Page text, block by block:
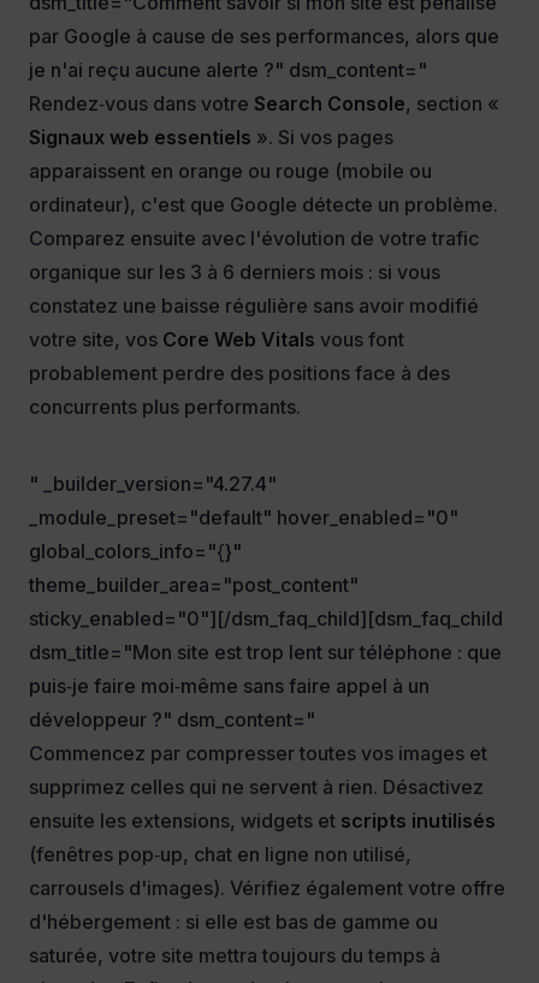
par Google à cause de ses performances, alors que
je n'ai reçu aucune alerte ?" dsm_content="
Rendez‑vous dans votre Search Console, section «
Signaux web essentiels ». Si vos pages
apparaissent en orange ou rouge (mobile ou
ordinateur), c'est que Google détecte un problème.
Comparez ensuite avec l'évolution de votre trafic
organique sur les 3 à 6 derniers mois : si vous
constatez une baisse régulière sans avoir modifié
votre site, vos Core Web Vitals vous font
probablement perdre des positions face à des
concurrents plus performants.
" _builder_version="4.27.4"
_module_preset="default" hover_enabled="0"
global_colors_info="{}"
theme_builder_area="post_content"
sticky_enabled="0"][/dsm_faq_child][dsm_faq_child
dsm_title="Mon site est trop lent sur téléphone : que
puis‑je faire moi‑même sans faire appel à un
développeur ?" dsm_content="
Commencez par compresser toutes vos images et
supprimez celles qui ne servent à rien. Désactivez
ensuite les extensions, widgets et scripts inutilisés
(fenêtres pop‑up, chat en ligne non utilisé,
carrousels d'images). Vérifiez également votre offre
d'hébergement : si elle est bas de gamme ou
saturée, votre site mettra toujours du temps à